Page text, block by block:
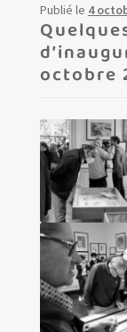
Les
Hors les murs
Les amis
LUDIBD
Publié le 4
octobre